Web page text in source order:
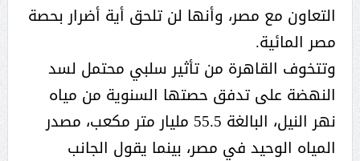
التعاون مع مصر، وأنها لن تلحق أية أضرار بحصة
مصر المائية.
وتتخوف القاهرة من تأثير سلبي محتمل لسد
النهضة على تدفق حصتها السنوية من مياه
نهر النيل، البالغة 55.5 مليار متر مكعب، مصدر
المياه الوحيد في مصر، بينما يقول الجانب